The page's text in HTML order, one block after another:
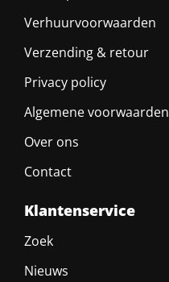
Verhuurvoorwaarden
Verzending & retour
Privacy policy
Algemene voorwaarden
Over ons
Contact
Klantenservice
Zoek
Nieuws